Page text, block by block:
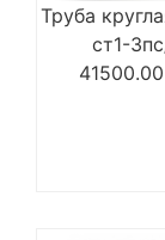
Труба
ст1-
41500.00